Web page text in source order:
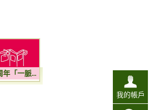
我的帳戶
東江水供港60周年「一脈相連 飲水思源」巡迴展覽